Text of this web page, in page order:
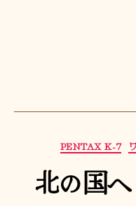
PENTAX K-7
北の国へ